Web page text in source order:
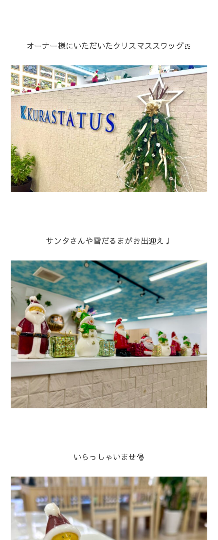
オーナー様にいただいたクリスマススワッグ🎀
サンタさんや雪だるまがお出迎え♩
いらっしゃいませ🎅